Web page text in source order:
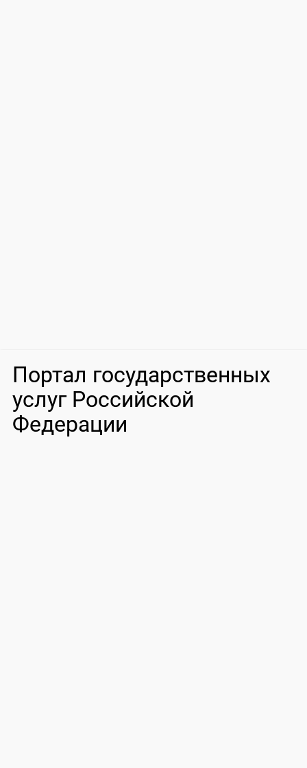
Портал государственных
услуг Российской
Федерации